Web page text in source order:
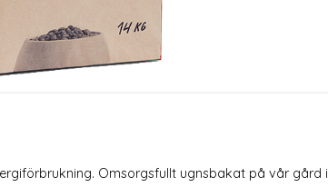
Omsorgsfullt ugnsbakat på vår gård i